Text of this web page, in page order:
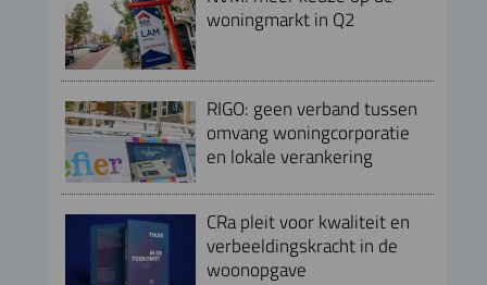
woningmarkt in Q2
RIGO: geen verband tussen
omvang woningcorporatie
en lokale verankering
CRa pleit voor kwaliteit en
verbeeldingskracht in de
woonopgave